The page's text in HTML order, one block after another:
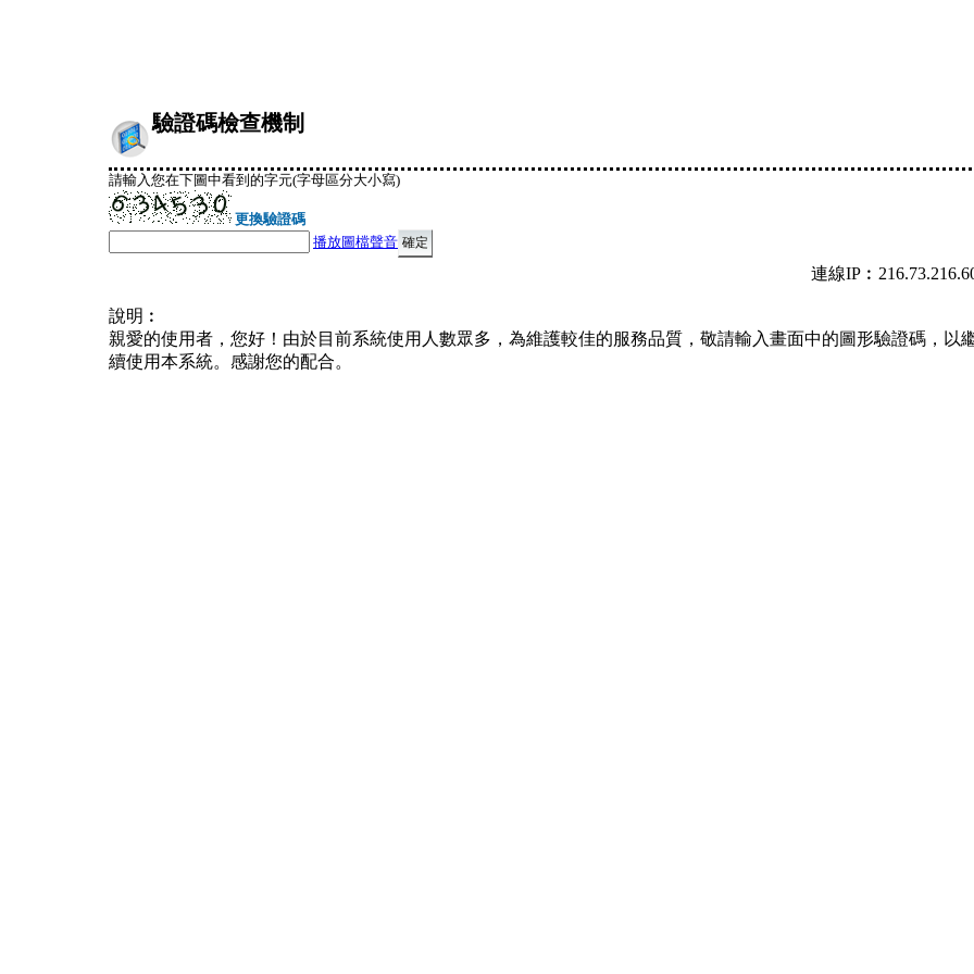
驗證碼檢查機制
請輸入您在下圖中看到的字元(字母區分大小寫)
更換驗證碼
播放圖檔聲音
連線
說明︰
親愛的使用者，您好！由於目前系統使用人數眾多，為維護較佳的服務品質，敬請輸入畫面中的圖形驗證碼，以
續使用本系統。感謝您的配合。